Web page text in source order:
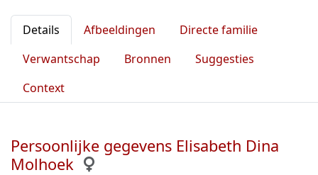
Details Afbeeldingen
Directe familie
Verwantschap
Bronnen
Suggesties
Context
Persoonlijke gegevens Elisabeth Dina
Molhoek